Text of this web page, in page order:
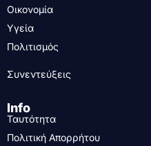
Οικονομία
Υγεία
Πολιτισμός
Συνεντεύξεις
Info
Ταυτότητα
Πολιτική Απορρήτου